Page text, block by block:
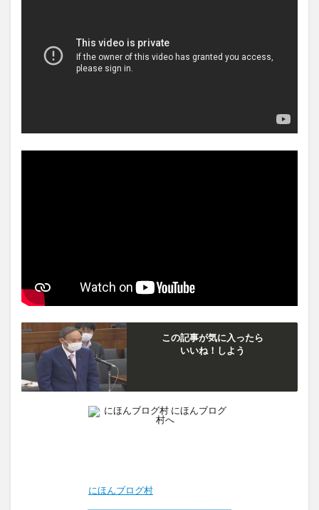
この記事が気に入ったら
いいね！しよう
にほんブログ村